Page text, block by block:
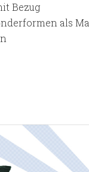
Bezug
als